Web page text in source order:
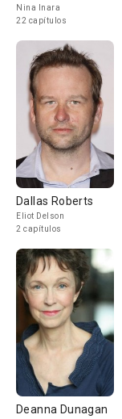
Nina Inara
22 capítulos
Dallas Roberts
Eliot Delson
2 capítulos
Deanna Dunagan